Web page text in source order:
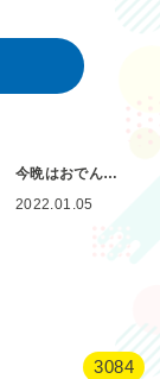
今晩はおでん…
2022.01.05
3084